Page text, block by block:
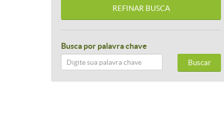
Busca por palavra chave
Buscar